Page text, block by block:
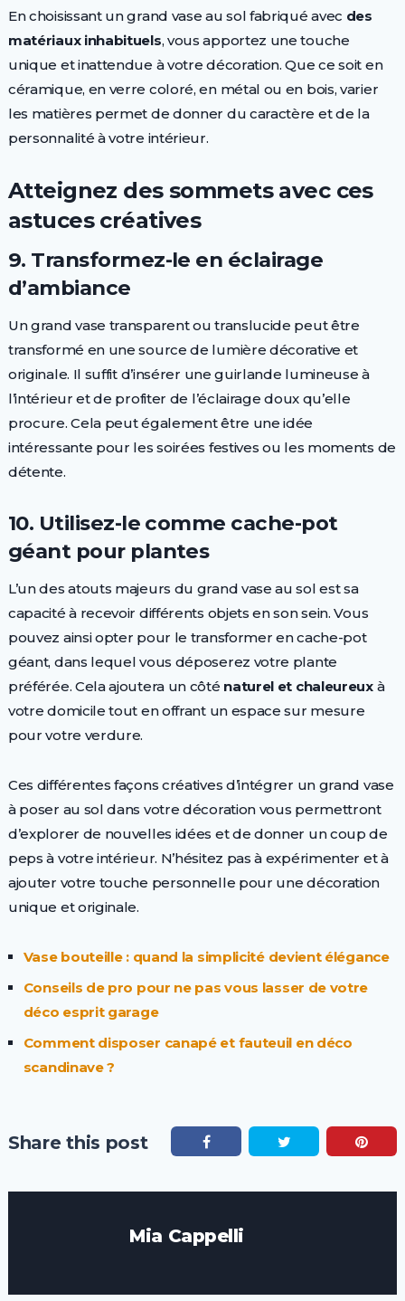
En choisissant un grand vase au sol fabriqué avec des
matériaux inhabituels, vous apportez une touche
unique et inattendue à votre décoration. Que ce soit en
céramique, en verre coloré, en métal ou en bois, varier
les matières permet de donner du caractère et de la
personnalité à votre intérieur.
Atteignez des sommets avec ces
astuces créatives
9. Transformez-le en éclairage
d’ambiance
Un grand vase transparent ou translucide peut être
transformé en une source de lumière décorative et
originale. Il suffit d’insérer une guirlande lumineuse à
l’intérieur et de profiter de l’éclairage doux qu’elle
procure. Cela peut également être une idée
intéressante pour les soirées festives ou les moments de
détente.
10. Utilisez-le comme cache-pot
géant pour plantes
L’un des atouts majeurs du grand vase au sol est sa
capacité à recevoir différents objets en son sein. Vous
pouvez ainsi opter pour le transformer en cache-pot
géant, dans lequel vous déposerez votre plante
préférée. Cela ajoutera un côté naturel et chaleureuxà
votre domicile tout en offrant un espace sur mesure
pour votre verdure.
Ces différentes façons créatives d’intégrer un grand vase
à poser au sol dans votre décoration vous permettront
d’explorer de nouvelles idées et de donner un coup de
peps à votre intérieur. N’hésitez pas à expérimenter et à
ajouter votre touche personnelle pour une décoration
unique et originale.
Vase bouteille : quand la simplicité devient élégance
Conseils de pro pour ne pas vous lasser de votre
déco esprit garage
Comment disposer canapé et fauteuil en déco
scandinave ?
Share this post
Mia Cappelli